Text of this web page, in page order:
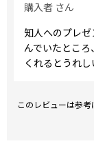
購入者 さん
知人へのプレ
んでいたとこ
くれるとうれし
このレビューは参考